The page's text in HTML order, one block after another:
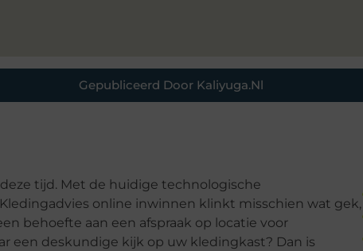
Gepubliceerd Door Kaliyuga.nl
tijd. Met de huidige technologische
online inwinnen klinkt misschien wat gek,
behoefte aan een afspraak op locatie voor
een deskundige kijk op uw kledingkast? Dan is